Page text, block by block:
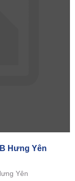
Hưng Yên
Yên